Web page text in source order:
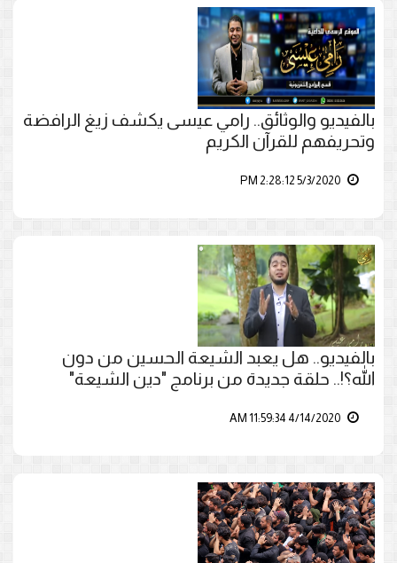
بالفيديو والوثائق.. رامي عيسى يكشف زيغ الرافضة
وتحريفهم للقرآن الكريم
بالفيديو.. هل يعبد الشيعة الحسين من دون
الله؟!.. حلقة جديدة من برنامج "دين الشيعة"